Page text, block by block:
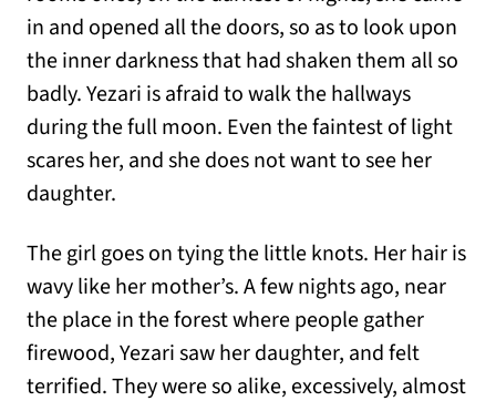
in and opened all the doors, so as to look upon
the inner darkness that had shaken them all so
badly. Yezari is afraid to walk the hallways
during the full moon. Even the faintest of light
scares her, and she does not want to see her
daughter.
The girl goes on tying the little knots. Her hair is
wavy like her mother’s. A few nights ago, near
the place in the forest where people gather
firewood, Yezari saw her daughter, and felt
terrified. They were so alike, excessively, almost